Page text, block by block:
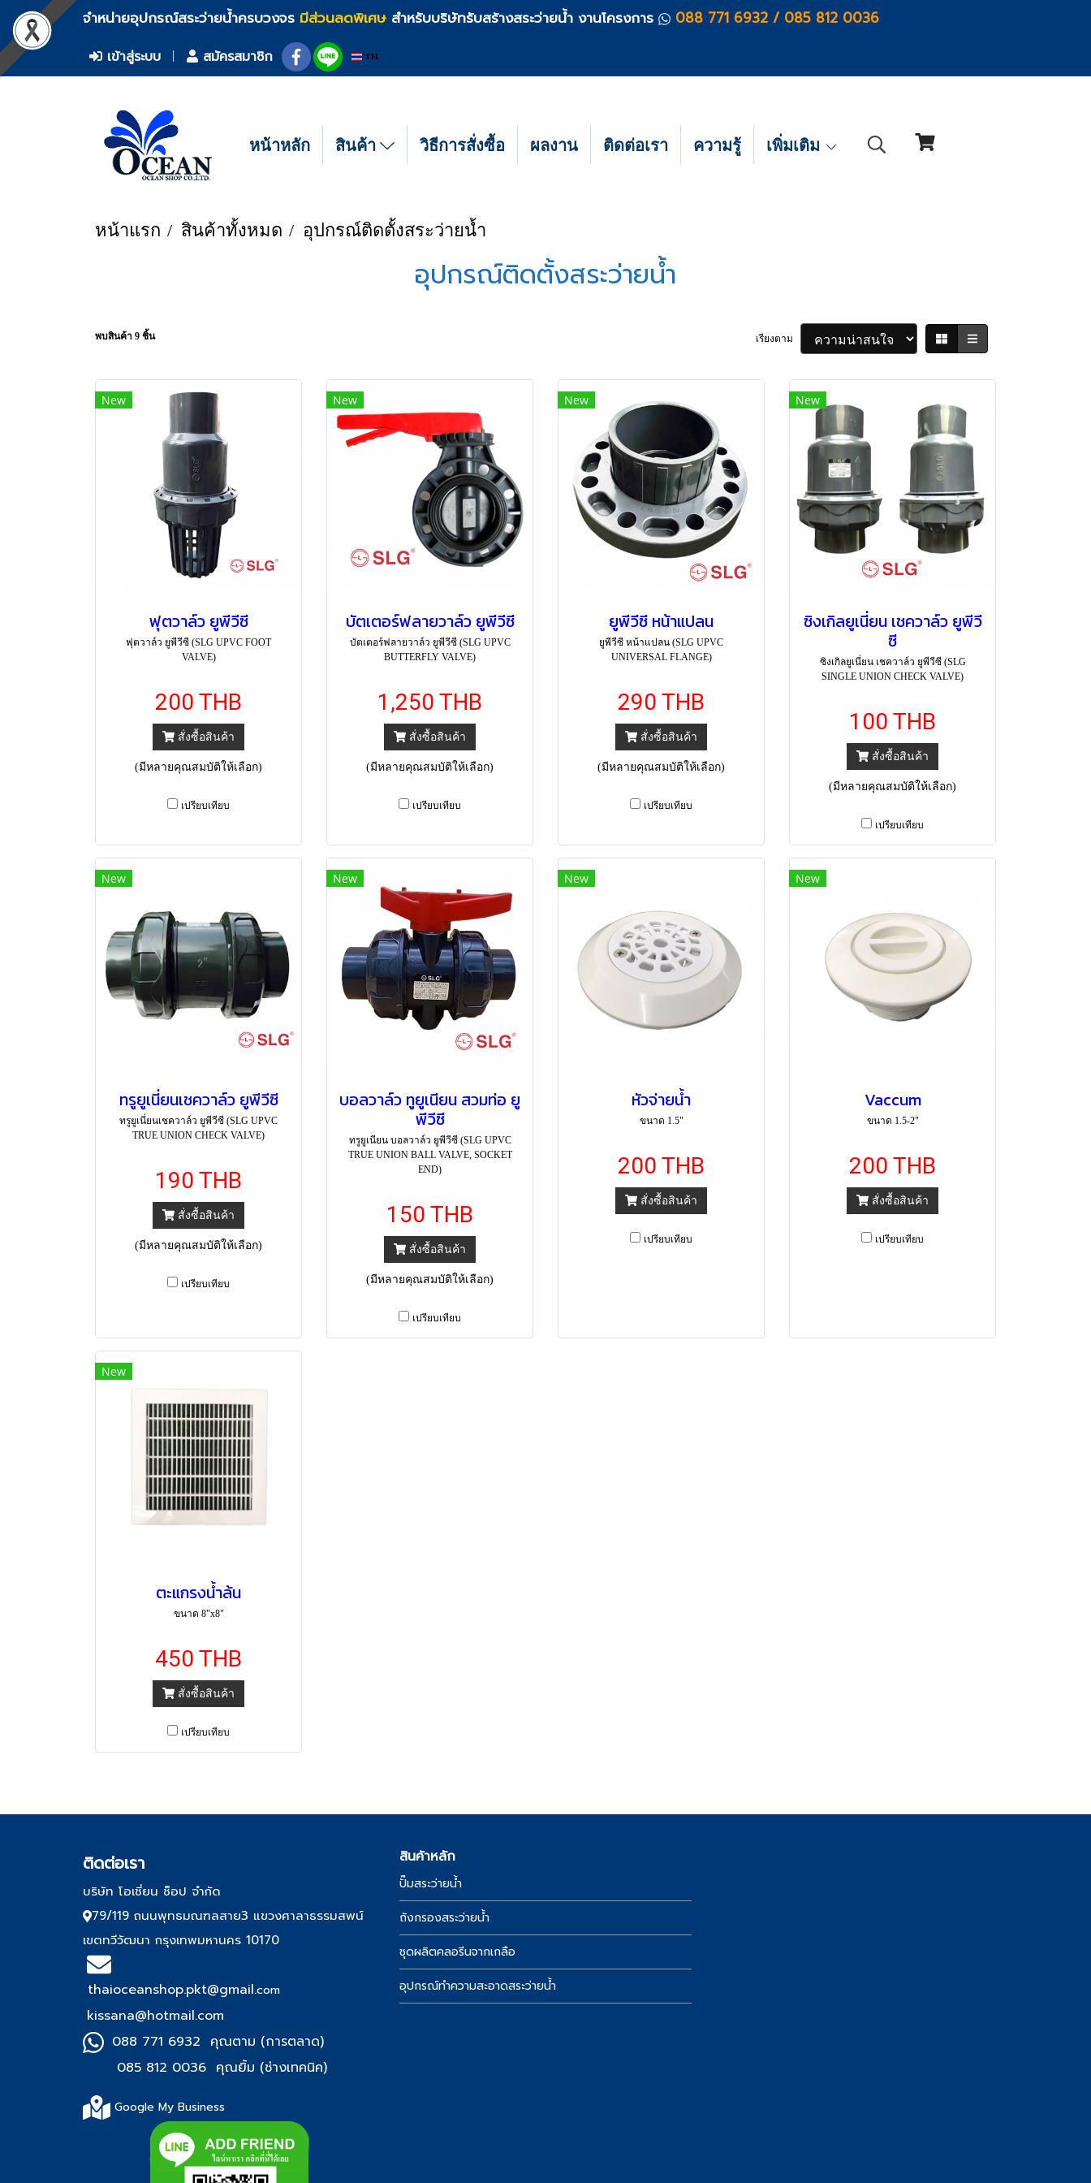
จำหน่ายอุปกรณ์สระว่ายน้ำครบวงจร มีส่วนลดพิเศษ สำหรับบริษัทรับสร้างสระว่ายน้ำ งานโครงการ 088 771 6932 / 085 812 0036
เข้าสู่ระบบ สมัครสมาชิก TH
หน้าหลัก สินค้า วิธีการสั่งซื้อ ผลงาน ติดต่อเรา ความรู้ เพิ่มเติม
หน้าแรก สินค้าทั้งหมด อุปกรณ์ติดตั้งสระว่ายน้ำ
อุปกรณ์ติดตั้งสระว่ายน้ำ
พบสินค้า 9 ชิ้น เรียงตาม
New
ฟุตวาล์ว ยูพีวีซี
ฟุตวาล์ว ยูพีวีซี (SLG UPVC FOOT
VALVE)
200 THB
สั่งซื้อสินค้า
(มีหลายคุณสมบัติให้เลือก)
เปรียบเทียบ
New
บัตเตอร์ฟลายวาล์ว ยูพีวีซี
บัตเตอร์ฟลายวาล์ว ยูพีวีซี (SLG UPVC
BUTTERFLY VALVE)
1,250 THB
สั่งซื้อสินค้า
(มีหลายคุณสมบัติให้เลือก)
เปรียบเทียบ
New
ยูพีวีซี หน้าแปลน
ยูพีวีซี หน้าแปลน (SLG UPVC
UNIVERSAL FLANGE)
290 THB
สั่งซื้อสินค้า
(มีหลายคุณสมบัติให้เลือก)
เปรียบเทียบ
New
ซิงเกิลยูเนี่ยน เชควาล์ว ยูพีวี
ซี
ซิงเกิลยูเนี่ยน เชควาล์ว ยูพีวีซี (SLG
SINGLE UNION CHECK VALVE)
100 THB
สั่งซื้อสินค้า
(มีหลายคุณสมบัติให้เลือก)
เปรียบเทียบ
New
ทรูยูเนี่ยนเชควาล์ว ยูพีวีซี
ทรูยูเนี่ยนเชควาล์ว ยูพีวีซี (SLG UPVC
TRUE UNION CHECK VALVE)
190 THB
สั่งซื้อสินค้า
(มีหลายคุณสมบัติให้เลือก)
เปรียบเทียบ
New
บอลวาล์ว ทูยูเนียน สวมท่อ ยู
พีวีซี
ทรูยูเนียน บอลวาล์ว ยูพีวีซี (SLG UPVC
TRUE UNION BALL VALVE, SOCKET
END)
150 THB
สั่งซื้อสินค้า
(มีหลายคุณสมบัติให้เลือก)
เปรียบเทียบ
New
หัวจ่ายน้ำ
ขนาด 1.5"
200 THB
สั่งซื้อสินค้า
เปรียบเทียบ
New
Vaccum
ขนาด 1.5-2"
200 THB
สั่งซื้อสินค้า
เปรียบเทียบ
New
ตะแกรงน้ำล้น
ขนาด 8"x8"
450 THB
สั่งซื้อสินค้า
เปรียบเทียบ
ติดต่อเรา
บริษัท โอเชี่ยน ช็อป จำกัด
79/119 ถนนพุทธมณฑลสาย3 แขวงศาลาธรรมสพน์
เขตทวีวัฒนา กรุงเทพมหานคร 10170
thaioceanshop.pkt@gmail.com
kissana@hotmail.com
088 771 6932 คุณตาม (การตลาด)
085 812 0036 คุณยิ้ม (ช่างเทคนิค)
Google My Business
สินค้าหลัก
ปั๊มสระว่ายน้ำ
ถังกรองสระว่ายน้ำ
ชุดผลิตคลอรีนจากเกลือ
อุปกรณ์ทำความสะอาดสระว่ายน้ำ